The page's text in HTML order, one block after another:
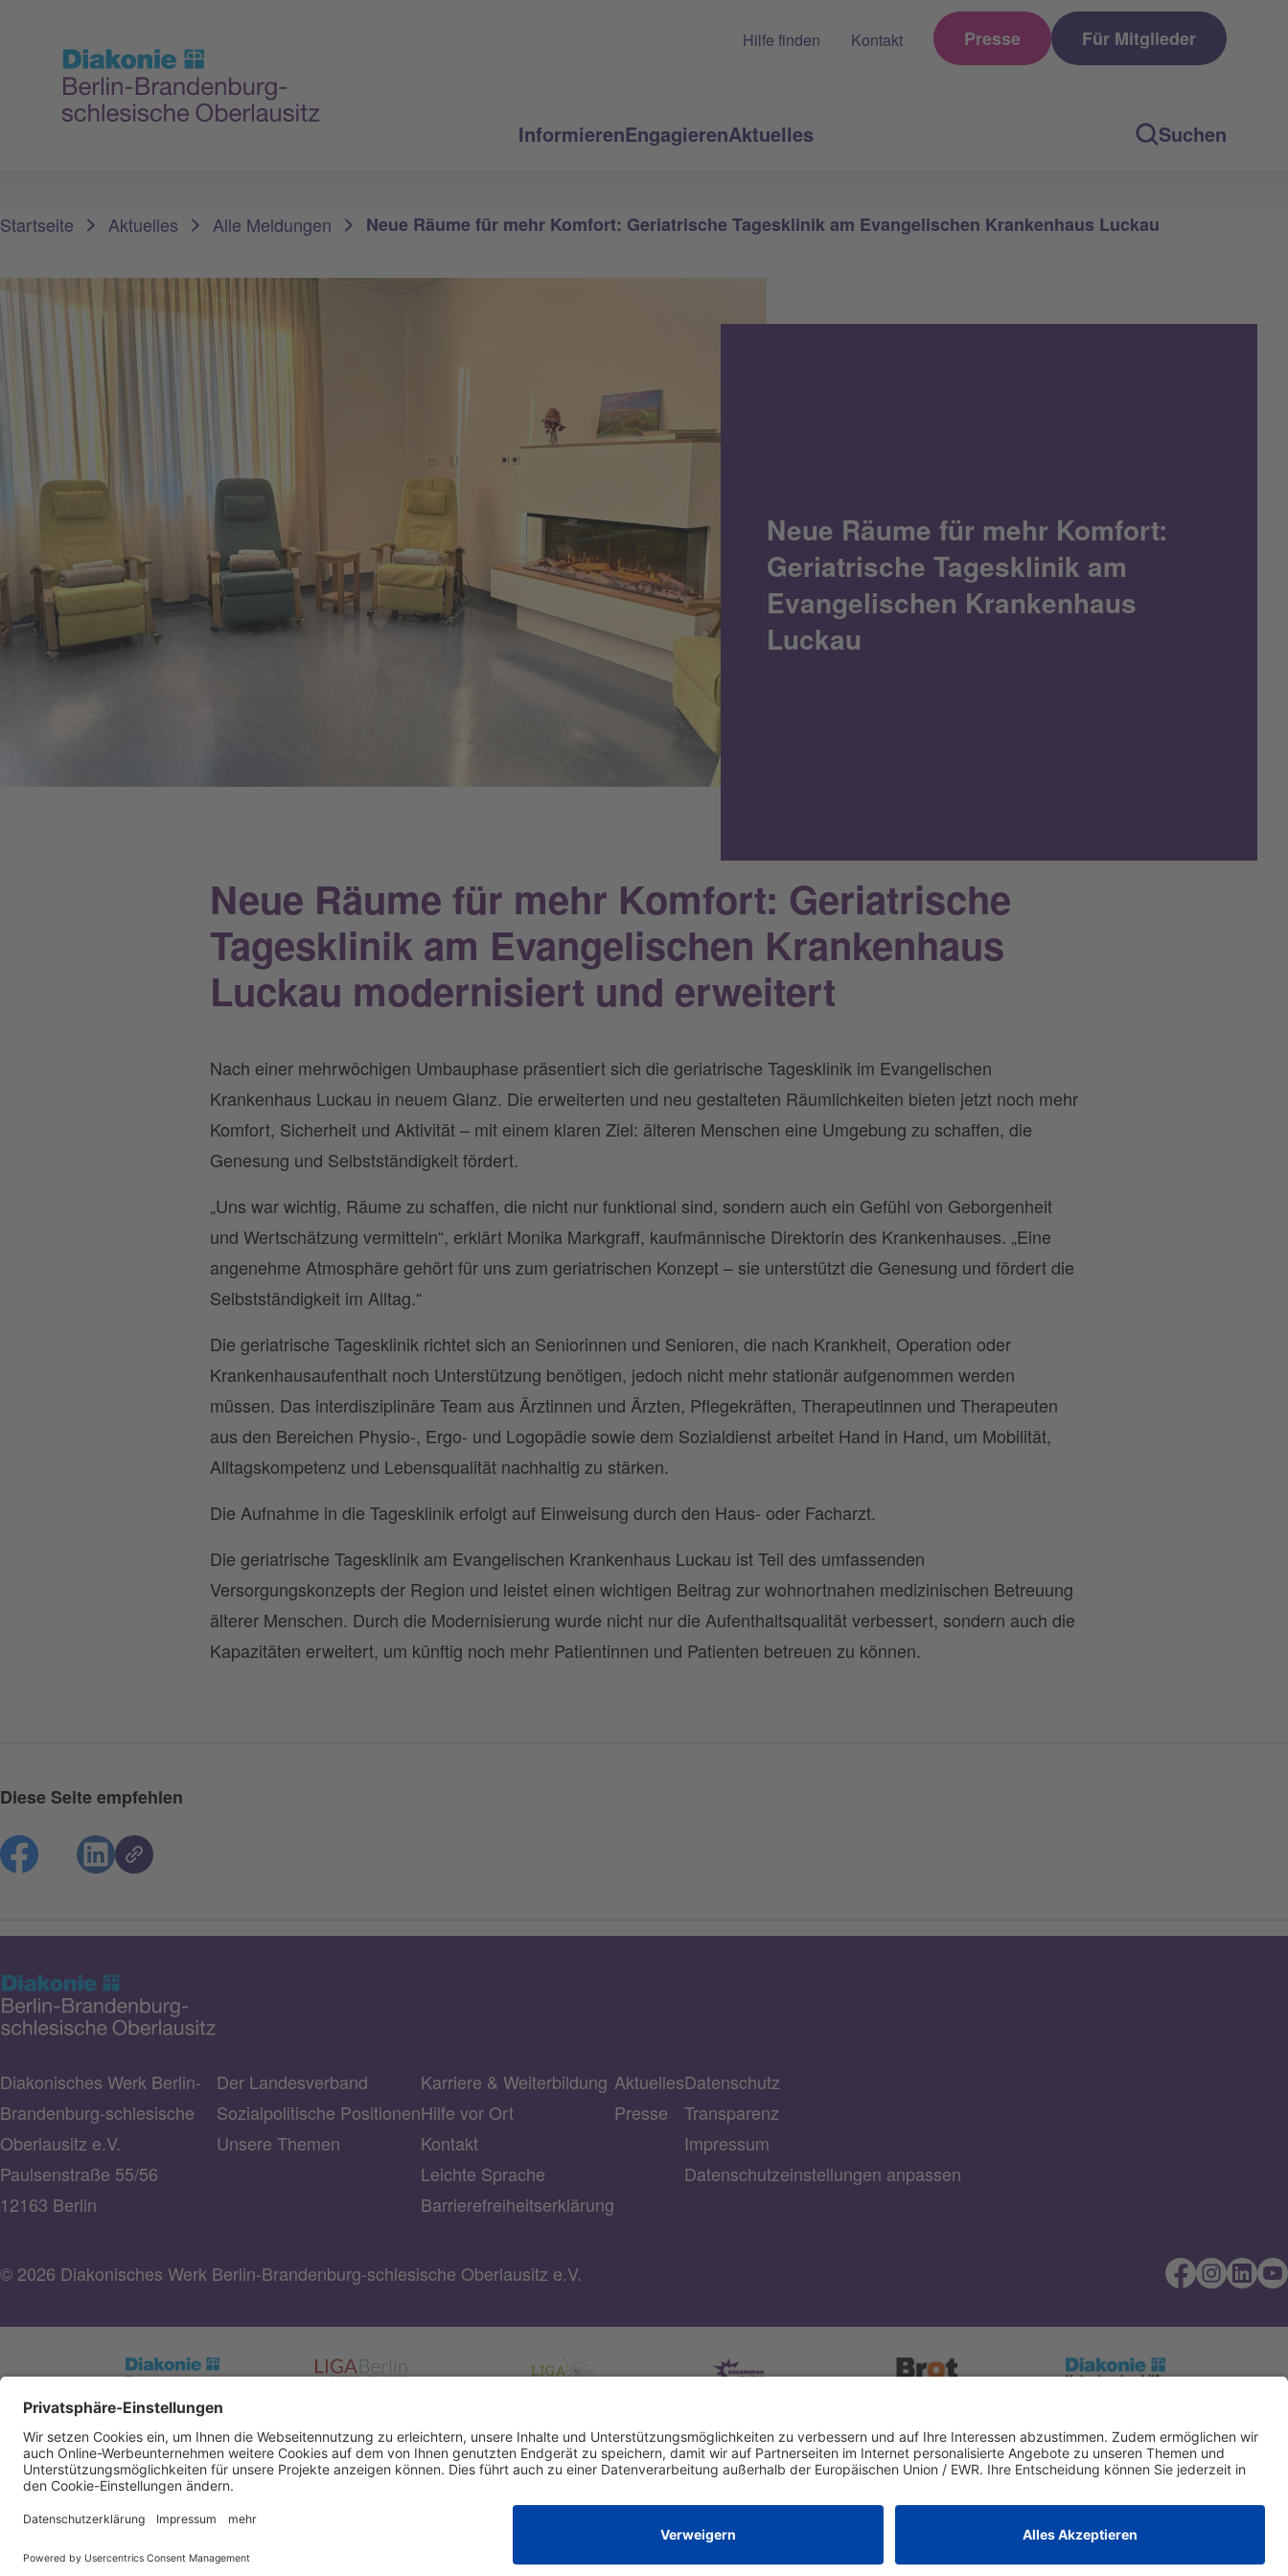
InformierenEngagierenAktuelles Suchen
Hilfe finden Kontakt Presse Für Mitglieder
Startseite Aktuelles Alle Meldungen Neue Räume für mehr Komfort: Geriatrische Tagesklinik am Evangelischen Krankenhaus Luckau
Neue Räume für mehr Komfort:
Geriatrische Tagesklinik am
Evangelischen Krankenhaus
Luckau
Neue Räume für mehr Komfort: Geriatrische
Tagesklinik am Evangelischen Krankenhaus
Luckau modernisiert und erweitert
Nach einer mehrwöchigen Umbauphase präsentiert sich die geriatrische Tagesklinik im Evangelischen
Krankenhaus Luckau in neuem Glanz. Die erweiterten und neu gestalteten Räumlichkeiten bieten jetzt noch mehr
Komfort, Sicherheit und Aktivität – mit einem klaren Ziel: älteren Menschen eine Umgebung zu schaffen, die
Genesung und Selbstständigkeit fördert.
„Uns war wichtig, Räume zu schaffen, die nicht nur funktional sind, sondern auch ein Gefühl von Geborgenheit
und Wertschätzung vermitteln“, erklärt Monika Markgraff, kaufmännische Direktorin des Krankenhauses. „Eine
angenehme Atmosphäre gehört für uns zum geriatrischen Konzept – sie unterstützt die Genesung und fördert die
Selbstständigkeit im Alltag.“
Die geriatrische Tagesklinik richtet sich an Seniorinnen und Senioren, die nach Krankheit, Operation oder
Krankenhausaufenthalt noch Unterstützung benötigen, jedoch nicht mehr stationär aufgenommen werden
müssen. Das interdisziplinäre Team aus Ärztinnen und Ärzten, Pflegekräften, Therapeutinnen und Therapeuten
aus den Bereichen Physio-, Ergo- und Logopädie sowie dem Sozialdienst arbeitet Hand in Hand, um Mobilität,
Alltagskompetenz und Lebensqualität nachhaltig zu stärken.
Die Aufnahme in die Tagesklinik erfolgt auf Einweisung durch den Haus- oder Facharzt.
Die geriatrische Tagesklinik am Evangelischen Krankenhaus Luckau ist Teil des umfassenden
Versorgungskonzepts der Region und leistet einen wichtigen Beitrag zur wohnortnahen medizinischen Betreuung
älterer Menschen. Durch die Modernisierung wurde nicht nur die Aufenthaltsqualität verbessert, sondern auch die
Kapazitäten erweitert, um künftig noch mehr Patientinnen und Patienten betreuen zu können.
Diese Seite empfehlen
Diakonisches Werk Berlin-
Brandenburg-schlesische
Oberlausitz e.V.
Paulsenstraße 55/56
12163 Berlin
Der Landesverband
Sozialpolitische Positionen
Unsere Themen
Karriere & Weiterbildung
Hilfe vor Ort
Kontakt
Leichte Sprache
Barrierefreiheitserklärung
Aktuelles
Presse
Datenschutz
Transparenz
Impressum
Datenschutzeinstellungen anpassen
© 2026 Diakonisches Werk Berlin-Brandenburg-schlesische Oberlausitz e.V.
Spendenkonto Diakonisches Werk Berlin-Brandenburg-
Bank für Sozialwirtschaft
IBAN: DE22 3702 0500 0003 2019 00
BIC: BFSWDE33XXX
IBAN kopieren Direkt Online